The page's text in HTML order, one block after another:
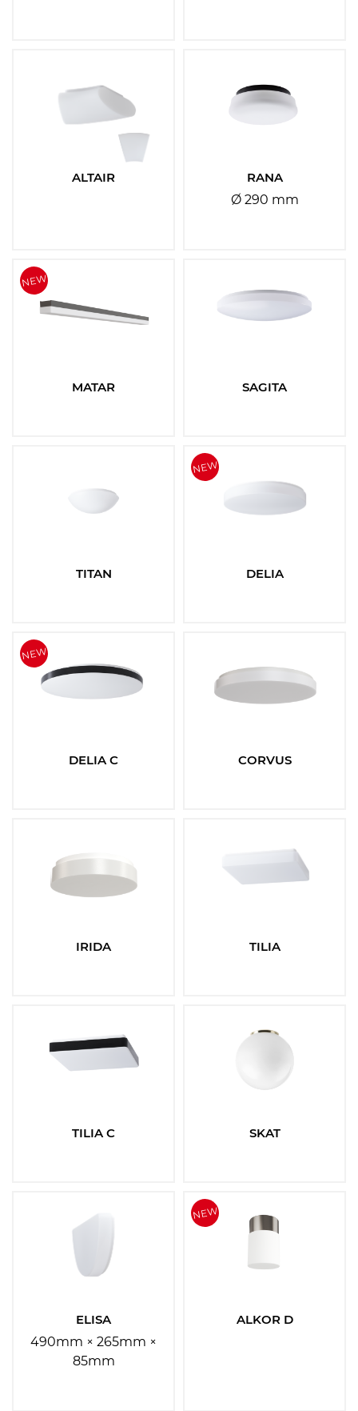
ALTAIR
RANA
Ø 290 mm
MATAR SAGITA
TITAN DELIA
DELIA C CORVUS
IRIDA TILIA
TILIA C SKAT
ELISA
490mm × 265mm ×
85mm
ALKOR D